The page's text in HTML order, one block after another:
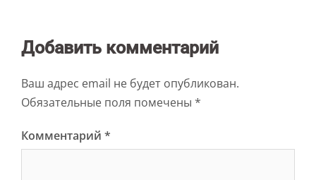
Добавить комментарий
Ваш адрес email не будет опубликован.
Обязательные поля помечены *
Комментарий *